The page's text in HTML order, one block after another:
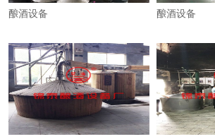
酿酒设备 酿酒设备